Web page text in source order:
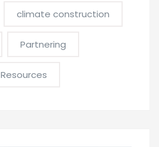
climate construction
Partnering
Resources